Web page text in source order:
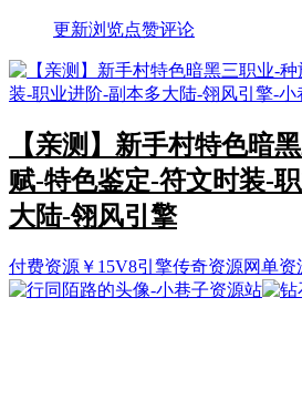
更新浏览点赞评论
【亲测】新手村特色暗
赋-特色鉴定-符文时装-
大陆-翎风引擎
付费资源 ￥ 15V8引擎传奇资源网单资